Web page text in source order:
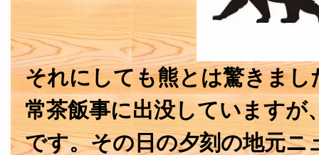
それにしても熊とは驚きまし
常茶飯事に出没していますが
です。その日の夕刻の地元ニ